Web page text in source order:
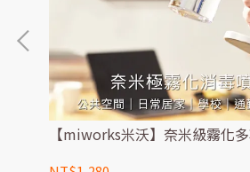
【miworks米沃】奈米級霧化